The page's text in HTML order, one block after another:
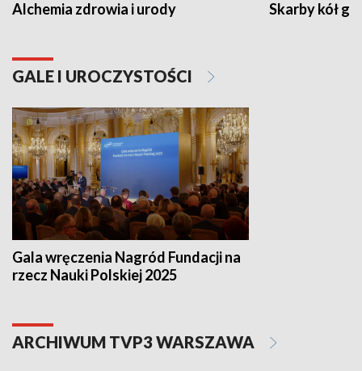
Alchemia zdrowia i urody Skarby kół
GALE I UROCZYSTOŚCI
Gala wręczenia Nagród Fundacji na
rzecz Nauki Polskiej 2025
ARCHIWUM TVP3 WARSZAWA